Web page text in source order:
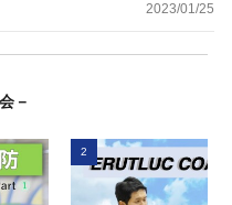
2023/01/25
－
2